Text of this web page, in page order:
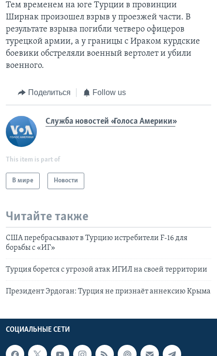
Тем временем на юге Турции в провинции
Ширнак произошел взрыв у проезжей части. В
результате взрыва погибли четверо офицеров
турецкой армии, а у границы с Ираком курдские
боевики обстреляли военный вертолет и убили
военного.
Поделиться Follow us
Служба новостей «Голоса Америки»
This item is part of
В мире Новости
Читайте также
США перебрасывают в Турцию истребители F-16 для
борьбы с «ИГ»
Турция борется с угрозой атак ИГИЛ на своей территории
Президент Эрдоган: Турция не признаёт аннексию Крыма
СОЦИАЛЬНЫЕ СЕТИ